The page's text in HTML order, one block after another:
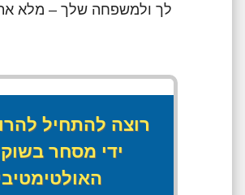
לך ולמשפחה שלך – מלא את
רוצה להתחיל
ידי מסחר